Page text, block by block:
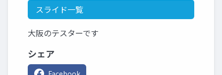
スライド一覧
大阪のテスターです
シェア